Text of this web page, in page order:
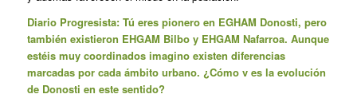
Diario Progresista: Tú eres pionero en EGHAM Donosti, pero
también existieron EHGAM Bilbo y EHGAM Nafarroa. Aunque
estéis muy coordinados imagino existen diferencias
marcadas por cada ámbito urbano. ¿Cómo v es la evolución
de Donosti en este sentido?